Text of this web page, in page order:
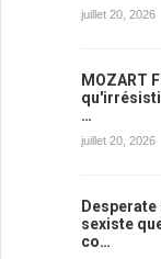
juillet 20, 2026
MOZART
…
juillet 20, 2026
sexiste
co…